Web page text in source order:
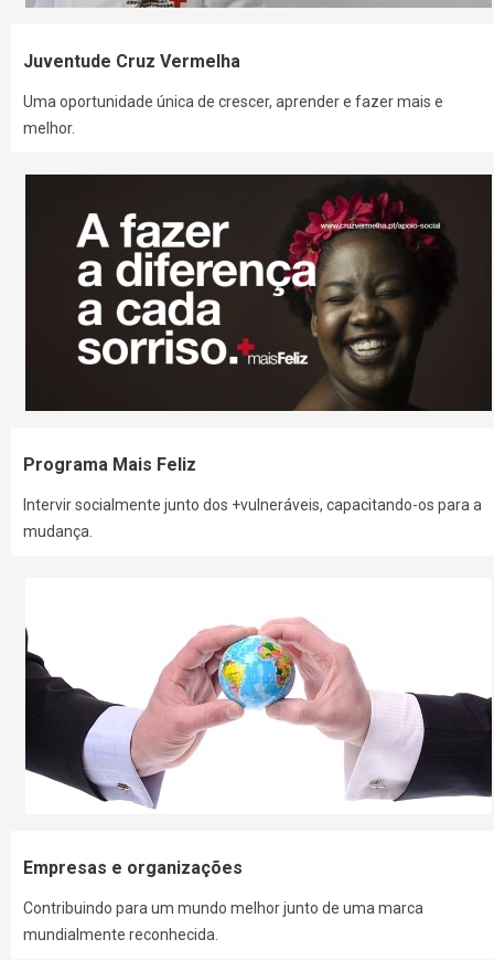
Juventude Cruz Vermelha
Uma oportunidade única de crescer, aprender e fazer mais e
melhor.
Programa Mais Feliz
Intervir socialmente junto dos +vulneráveis, capacitando-os para a
mudança.
Empresas e organizações
Contribuindo para um mundo melhor junto de uma marca
mundialmente reconhecida.